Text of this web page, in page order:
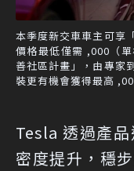
本季度新交車車主可享
價格最低僅需 ,000（
善社區計畫」，由專家
裝更有機會獲得最高
Tesla 透過產
密度提升，穩